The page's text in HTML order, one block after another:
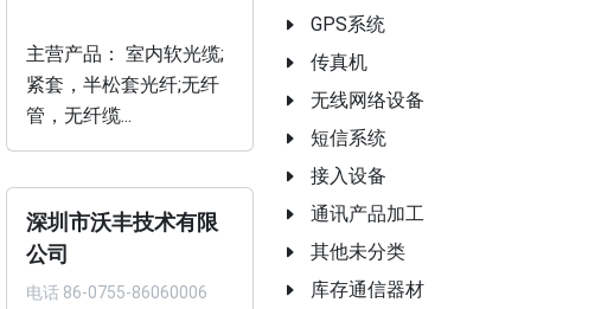
主营产品： 室内软光缆;
紧套，半松套光纤;无纤
管，无纤缆...
深圳市沃丰技术有限
公司
电话 86-0755-86060006
GPS系统
传真机
无线网络设备
短信系统
接入设备
通讯产品加工
其他未分类
库存通信器材